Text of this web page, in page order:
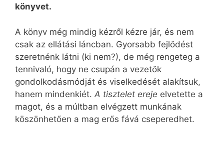
könyvet.
A könyv még mindig kézről kézre jár, és nem
csak az ellátási láncban. Gyorsabb fejlődést
szeretnénk látni (ki nem?), de még rengeteg a
tennivaló, hogy ne csupán a vezetők
gondolkodásmódját és viselkedését alakítsuk,
hanem mindenkiét. A tisztelet ereje elvetette a
magot, és a múltban elvégzett munkának
köszönhetően a mag erős fává cseperedhet.